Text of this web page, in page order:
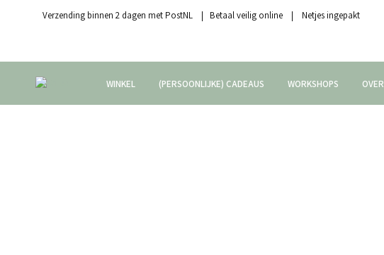
Verzending binnen 2 dagen met PostNL | Betaal veilig online | Netjes ingepakt
WINKEL (PERSOONLIJKE) CADEAUS WORKSHOPS OVER